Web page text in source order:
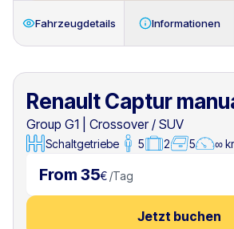
Fahrzeugdetails Informationen
Renault Captur
Group G1
Crossover / SUV
Schaltgetriebe 5 2 5 ∞
From 35€ /Tag
Jetzt buchen